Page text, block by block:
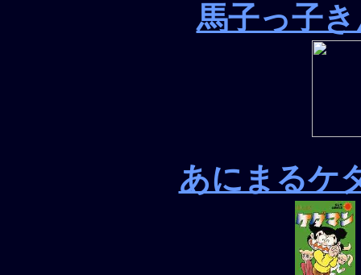
馬子っ子
あにまるケ